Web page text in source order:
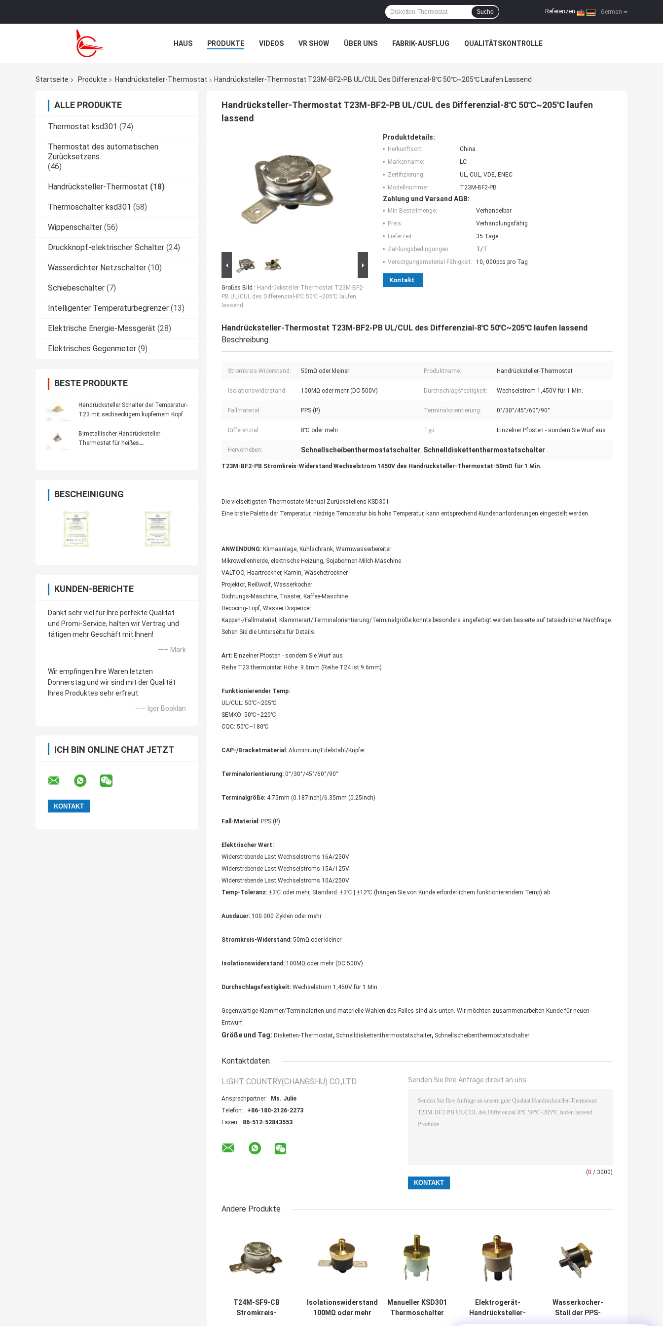
German
Referenzen |
Suche
HAUS PRODUKTE VIDEOS VR SHOW ÜBER UNS FABRIK-AUSFLUG QUALITÄTSKONTROLLE
Startseite
Produkte Handrücksteller-Thermostat Handrücksteller-Thermostat T23M-BF2-PB UL/CUL Des Differenzial-8℃ 50℃~205℃ Laufen Lassend
ALLE PRODUKTE
Thermostat ksd301 (74)
Thermostat des automatischen
Zurücksetzens
(46)
Handrücksteller-Thermostat (18)
Thermoschalter ksd301 (58)
Wippenschalter (56)
Druckknopf-elektrischer Schalter (24)
Wasserdichter Netzschalter (10)
Schiebeschalter (7)
Intelligenter Temperaturbegrenzer (13)
Elektrische Energie-Messgerät (28)
Elektrisches Gegenmeter (9)
BESTE PRODUKTE
Handrücksteller Schalter der Temperatur-
T23 mit sechseckigem kupfernem Kopf
Bimetallischer Handrücksteller
Thermostat für heißes
BESCHEINIGUNG
KUNDEN-BERICHTE
Dankt sehr viel für Ihre perfekte Qualität
und Promi-Service, halten wir Vertrag und
tätigen mehr Geschäft mit Ihnen!
—— Mark
Wir empfingen Ihre Waren letzten
Donnerstag und wir sind mit der Qualität
Ihres Produktes sehr erfreut.
—— Igor Booklan
ICH BIN ONLINE CHAT JETZT
Handrücksteller-Thermostat T23M-BF2-PB UL/CUL des Differenzial-8℃ 50℃~205℃ laufen
lassend
Großes Bild : Handrücksteller-Thermostat T23M-BF2-
PB UL/CUL des Differenzial-8℃ 50℃~205℃ laufen
lassend
Produktdetails:
Herkunftsort:
China
Markenname:
LC
Zertifizierung:
UL, CUL, VDE, ENEC
Modellnummer:
T23M-BF2-PB
Zahlung und Versand AGB:
Min Bestellmenge:
Verhandelbar
Preis:
Verhandlungsfähig
Lieferzeit:
35 Tage
Zahlungsbedingungen:
T/T
Versorgungsmaterial-Fähigkeit:
10, 000pcs pro Tag
Kontakt
Handrücksteller-Thermostat T23M-BF2-PB UL/CUL des Differenzial-8℃ 50℃~205℃ laufen lassend
Beschreibung
Stromkreis-Widerstand: 50mΩ oder kleiner Produktname: Handrücksteller-Thermostat
Isolationswiderstand: 100MΩ oder mehr (DC 500V) Durchschlagsfestigkeit: Wechselstrom 1,450V für 1 Min.
Fallmaterial: PPS (P) Terminalorientierung: 0°/30°/45°/60°/90°
Differenzial: 8℃ oder mehr Typ: Einzelner Pfosten - sondern Sie Wurf aus
Hervorheben: Schnellscheibenthermostatschalter, Schnelldiskettenthermostatschalter
T23M-BF2-PB Stromkreis-Widerstand Wechselstrom 1450V des Handrücksteller-Thermostat-50mΩ für 1 Min.
Die vielseitigsten Thermostate Menual-Zurückstellens KSD301.
Eine breite Palette der Temperatur, niedrige Temperatur bis hohe Temperatur, kann entsprechend Kundenanforderungen eingestellt werden.
ANWENDUNG: Klimaanlage, Kühlschrank, Warmwasserbereiter
Mikrowellenherde, elektrische Heizung, Sojabohnen-Milch-Maschine
VALTOO, Haartrockner, Kamin, Wäschetrockner
Projektor, Reißwolf, Wasserkocher
Dichtungs-Maschine, Toaster, Kaffee-Maschine
Decocing-Topf, Wasser Dispencer
Kappen-/Fallmaterial, Klammerart/Terminalorientierung/Terminalgröße konnte besonders angefertigt werden basierte auf tatsächlicher Nachfrage.
Sehen Sie die Unterseite für Details.
Art: Einzelner Pfosten - sondern Sie Wurf aus
Reihe T23 thermoistat Höhe: 9.6mm (Reihe T24 ist 9.6mm)
Funktionierender Temp:
UL/CUL: 50℃~205℃
SEMKO: 50℃~220℃
CQC: 50℃~180℃
CAP-/Bracketmaterial: Aluminium/Edelstahl/Kupfer
Terminalorientierung: 0°/30°/45°/60°/90°
Terminalgröße: 4.75mm (0.187inch)/6.35mm (0.25inch)
Fall-Material: PPS (P)
Elektrischer Wert:
Widerstrebende Last Wechselstroms 16A/250V
Widerstrebende Last Wechselstroms 15A/125V
Widerstrebende Last Wechselstroms 10A/250V
Temp-Toleranz: ±3℃ oder mehr, Standard: ±3℃ | ±12℃ (hängen Sie von Kunde erforderlichem funktionierendem Temp) ab
Ausdauer: 100.000 Zyklen oder mehr
Stromkreis-Widerstand: 50mΩ oder kleiner
Isolationswiderstand: 100MΩ oder mehr (DC 500V)
Durchschlagsfestigkeit: Wechselstrom 1,450V für 1 Min.
Gegenwärtige Klammer/Terminalarten und materielle Wahlen des Falles sind als unten. Wir möchten zusammenarbeiten Kunde für neuen
Entwurf.
Größe und Tag: Disketten-Thermostat, Schnelldiskettenthermostatschalter, Schnellscheibenthermostatschalter
Kontaktdaten
LIGHT COUNTRY(CHANGSHU) CO.,LTD
Ansprechpartner:
Ms. Julie
Telefon:
+86-180-2126-2273
Faxen:
86-512-52843553
Senden Sie Ihre Anfrage direkt an uns
(0 / 3000)
Andere Produkte
T24M-SF9-CB
Stromkreis-
Isolationswiderstand
100MΩ oder mehr
Manueller KSD301
Thermoschalter
Elektrogerät-
Handrücksteller-
Thermostat
Wasserkocher-
Stall der PPS-
Fall-manueller